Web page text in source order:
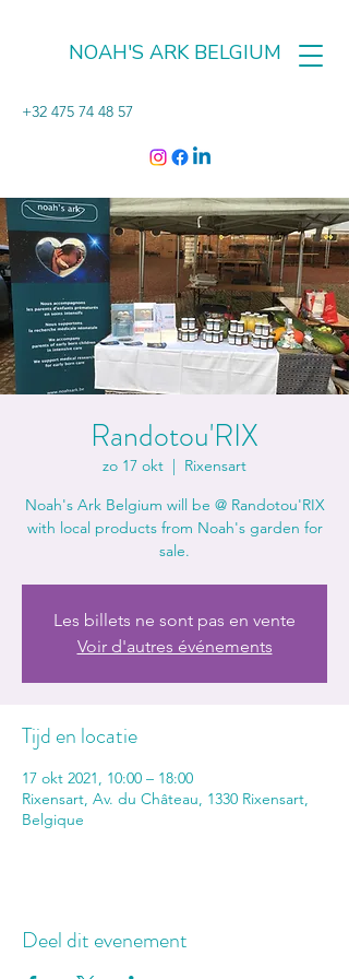
NOAH'S ARK BELGIUM
+32 475 74 48 57
Randotou'RIX
zo 17 okt
  |
Rixensart
Noah's Ark Belgium will be @ Randotou'RIX
with local products from Noah's garden for
sale.
Les billets ne sont pas en vente
Voir d'autres événements
Tijd en locatie
17 okt 2021, 10:00 – 18:00
Rixensart, Av. du Château, 1330 Rixensart,
Belgique
Deel dit evenement